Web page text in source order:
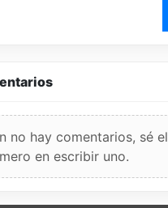
no hay comentarios, sé el
en escribir uno.